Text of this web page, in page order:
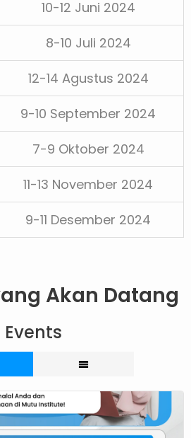
10-12 Juni 2024
8-10 Juli 2024
12-14 Agustus 2024
9-10 September 2024
7-9 Oktober 2024
11-13 November 2024
9-11 Desember 2024
Akan Datang
Events